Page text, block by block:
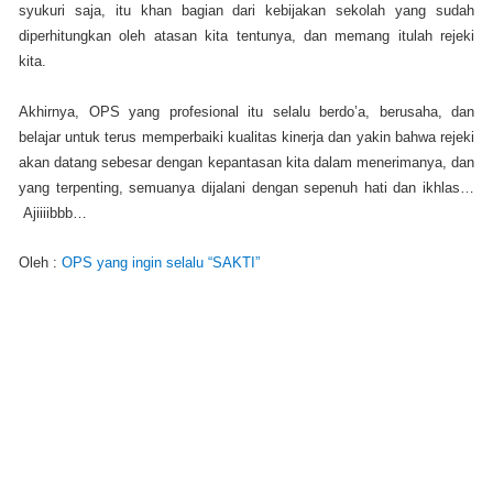
syukuri saja, itu khan bagian dari kebijakan sekolah yang sudah
diperhitungkan oleh atasan kita tentunya, dan memang itulah rejeki
kita.
Akhirnya, OPS yang profesional itu selalu berdo’a, berusaha, dan
belajar untuk terus memperbaiki kualitas kinerja dan yakin bahwa rejeki
akan datang sebesar dengan kepantasan kita dalam menerimanya, dan
yang terpenting, semuanya dijalani dengan sepenuh hati dan ikhlas…
Ajiiiibbb…
Oleh : OPS yang ingin selalu “SAKTI”